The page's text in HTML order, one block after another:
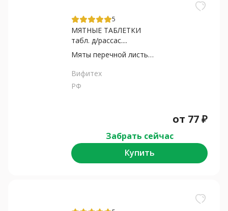
5
МЯТНЫЕ ТАБЛЕТКИ
табл. д/рассас....
Мяты перечной листьев масло
Вифитех
РФ
от 77₽
Забрать сейчас
Купить